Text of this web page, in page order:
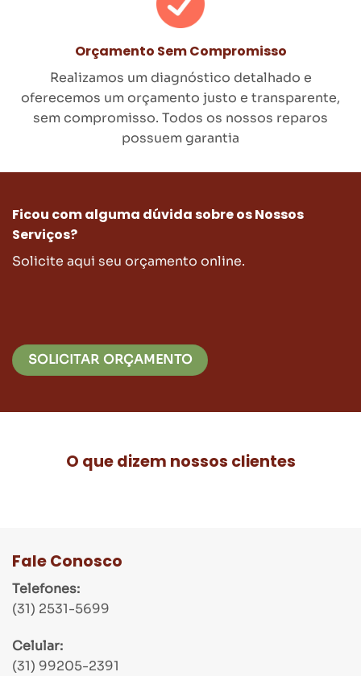
Orçamento Sem Compromisso
Realizamos um diagnóstico detalhado e
oferecemos um orçamento justo e transparente,
sem compromisso. Todos os nossos reparos
possuem garantia
Ficou com alguma dúvida sobre os Nossos
Serviços?
Solicite aqui seu orçamento online.
SOLICITAR ORÇAMENTO
O que dizem nossos clientes
Fale Conosco
Telefones:
(31) 2531-5699
Celular:
(31) 99205-2391